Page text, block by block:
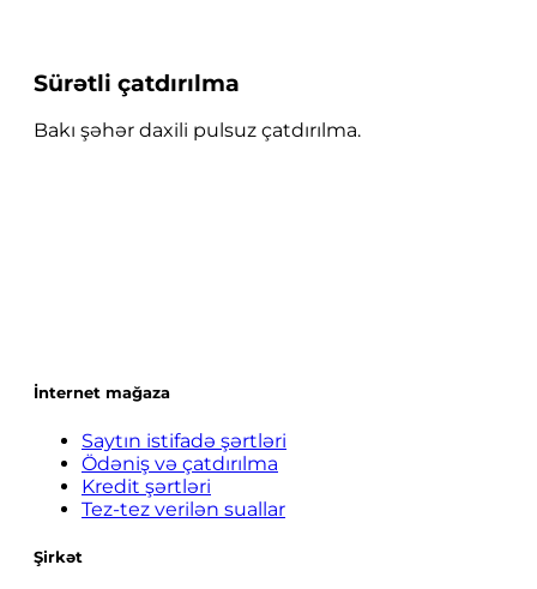
Sürətli çatdırılma
Bakı şəhər daxili pulsuz çatdırılma.
İnternet mağaza
Saytın istifadə şərtləri
Ödəniş və çatdırılma
Kredit şərtləri
Tez-tez verilən suallar
Şirkət